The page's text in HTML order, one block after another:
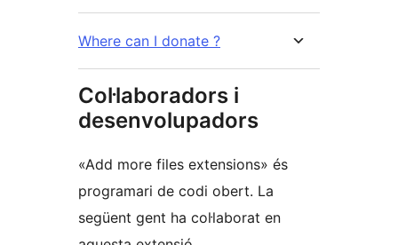
Where can I donate ?
Col·laboradors i
desenvolupadors
«Add more files extensions» és
programari de codi obert. La
següent gent ha col·laborat en